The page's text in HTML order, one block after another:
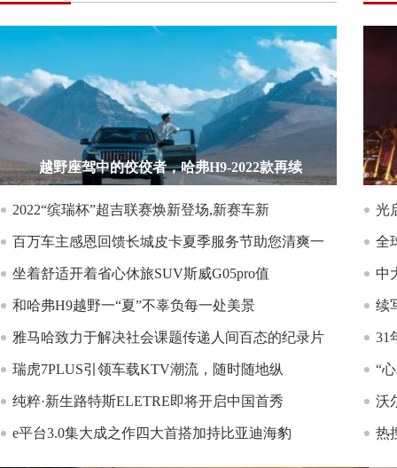
越野座驾中的佼佼者，哈弗H9-2022款再续
2022“缤瑞杯”超吉联赛焕新登场,新赛车新
百万车主感恩回馈长城皮卡夏季服务节助您清爽一
坐着舒适开着省心休旅SUV斯威G05pro值
和哈弗H9越野一“夏”不辜负每一处美景
雅马哈致力于解决社会课题传递人间百态的纪录片
瑞虎7PLUS引领车载KTV潮流，随时随地纵
纯粹·新生路特斯ELETRE即将开启中国首秀
e平台3.0集大成之作四大首搭加持比亚迪海豹
光
全
中
续
31
“
沃
热